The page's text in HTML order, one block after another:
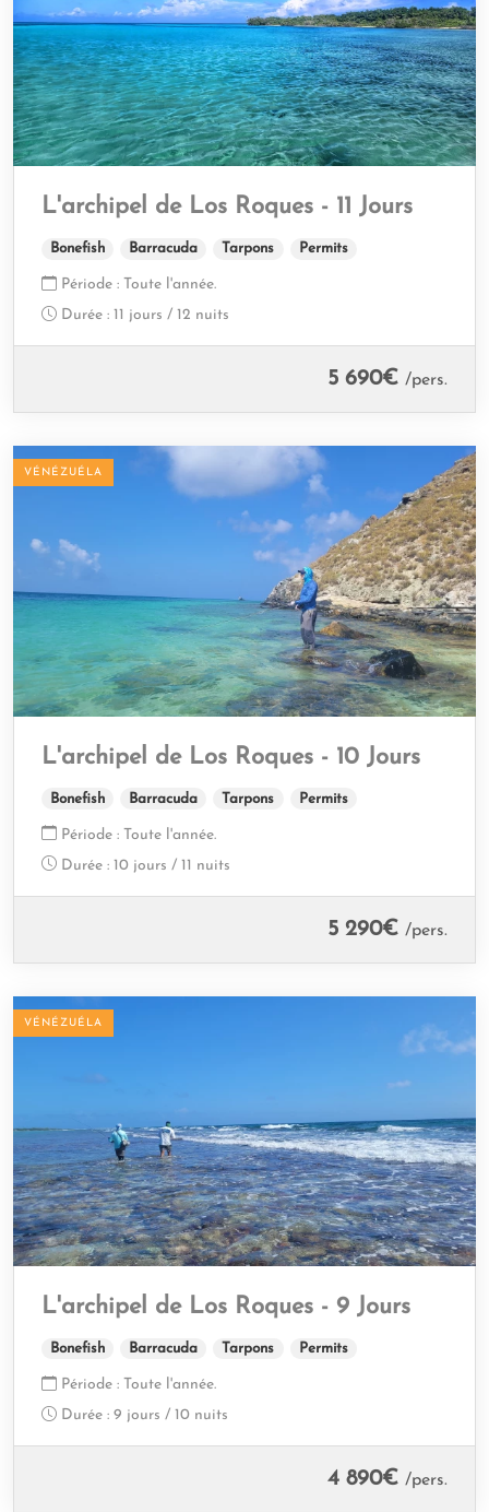
L'archipel de Los Roques - 11 Jours
Bonefish Barracuda Tarpons Permits
Période : Toute l'année.
Durée : 11 jours / 12 nuits
5 690€ /pers.
VÉNÉZUÉLA
L'archipel de Los Roques - 10 Jours
Bonefish Barracuda Tarpons Permits
Période : Toute l'année.
Durée : 10 jours / 11 nuits
5 290€ /pers.
VÉNÉZUÉLA
L'archipel de Los Roques - 9 Jours
Bonefish Barracuda Tarpons Permits
Période :
Toute l'année.
Durée : 9 jours / 10 nuits
4 890€ /pers.